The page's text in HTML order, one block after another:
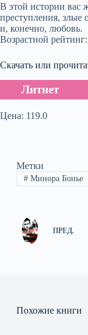
В этой истории вас
преступления, злые
и, конечно, любовь.
Возрастной
Скачать или
Литнет
Цена: 119.0
Метки
#Минора Бонье
ПРЕД.
Похожие книги